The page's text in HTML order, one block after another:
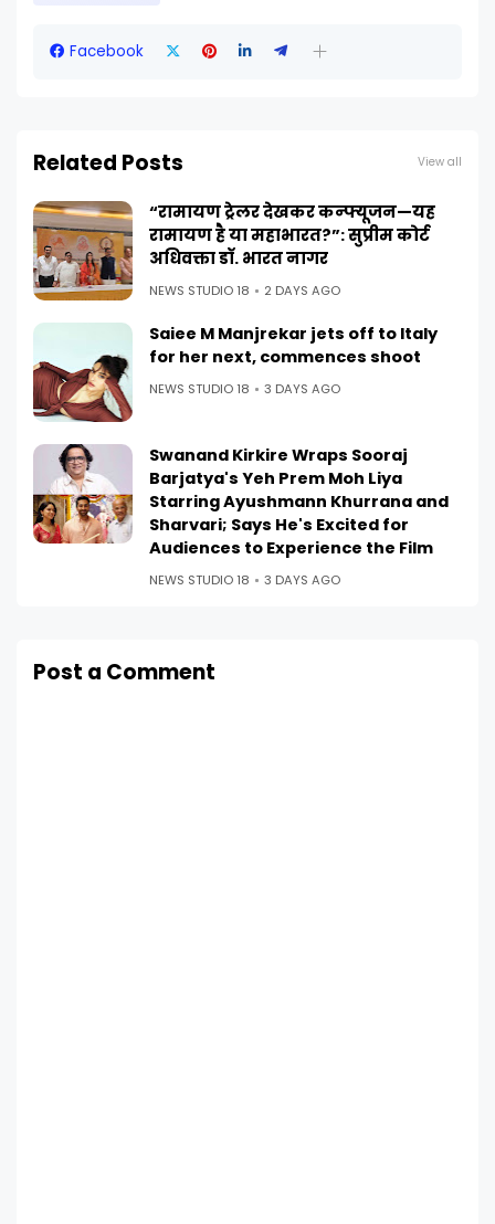
Facebook
Related Posts View all
“रामायण ट्रेलर देखकर कन्फ्यूजन—यह
रामायण है या महाभारत?”: सुप्रीम कोर्ट
अधिवक्ता डॉ. भारत नागर
NEWS STUDIO 18 2 DAYS AGO
Saiee M Manjrekar jets off to Italy
for her next, commences shoot
NEWS STUDIO 18 3 DAYS AGO
Swanand Kirkire Wraps Sooraj
Barjatya's Yeh Prem Moh Liya
Starring Ayushmann Khurrana and
Sharvari; Says He's Excited for
Audiences to Experience the Film
NEWS STUDIO 18 3 DAYS AGO
Post a Comment